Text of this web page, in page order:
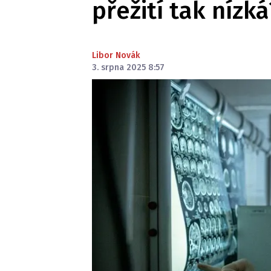
přežití tak
Libor Novák
3. srpna 2025 8:57